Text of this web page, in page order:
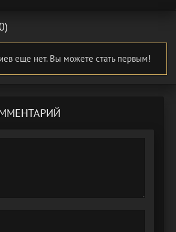
еще нет. Вы можете стать первым!